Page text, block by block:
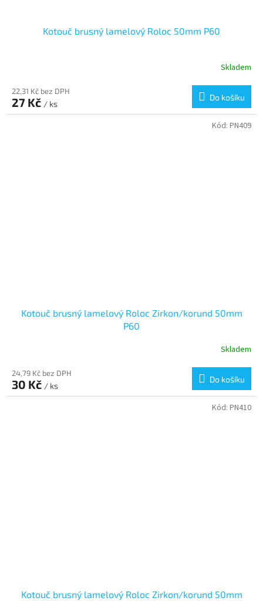
Kotouč brusný lamelový Roloc 50mm P60
Skladem
22,31 Kč bez DPH
27 Kč / ks
Do košíku
Kotouč brusný lamelový Roloc Zirkon/korund 50mm
P60
Skladem
24,79 Kč bez DPH
30 Kč / ks
Do košíku
Kód: PN409
Kotouč brusný lamelový Roloc Zirkon/korund 50mm
Kód: PN410